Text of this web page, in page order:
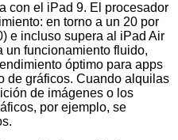
con el iPad 9. El procesador
en torno a un 20 por
e incluso supera al iPad Air
un funcionamiento fluido,
óptimo para apps
de gráficos. Cuando alquilas
de imágenes o los
por ejemplo, se